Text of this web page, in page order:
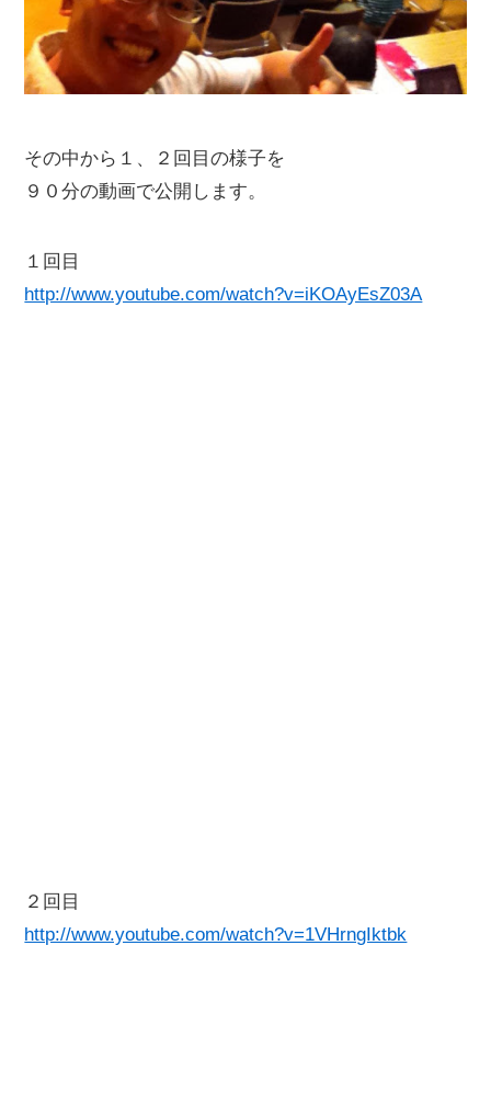
その中から１、２回目の様子を
９０分の動画で公開します。
１回目
http://www.youtube.com/watch?v=iKOAyEsZ03A
２回目
http://www.youtube.com/watch?v=1VHrngIktbk